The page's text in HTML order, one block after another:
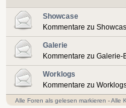
Showcase
Kommentare zu
Galerie
Kommentare zu Galerie-
Worklogs
Kommentare zu
Alle Foren als gelesen markieren -Alle